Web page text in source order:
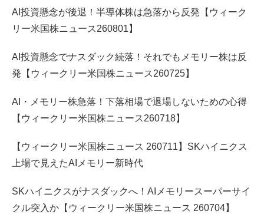
AI投資懸念が後退！半導体株は急落から反発【ウィーク
リー米国株ニュース260801】
AI投資懸念でナスダック続落！それでもメモリー株は反
発【ウィークリー米国株ニュース260725】
AI・メモリー株急落！下落相場で退場しないための心得
【ウィークリー米国株ニュース260718】
【ウィークリー米国株ニュース 260711】SKハイニクス
上場で見えたAIメモリー新時代
SKハイニクスがナスダックへ！AIメモリースーパーサイ
クル突入か【ウィークリー米国株ニュース 260704】